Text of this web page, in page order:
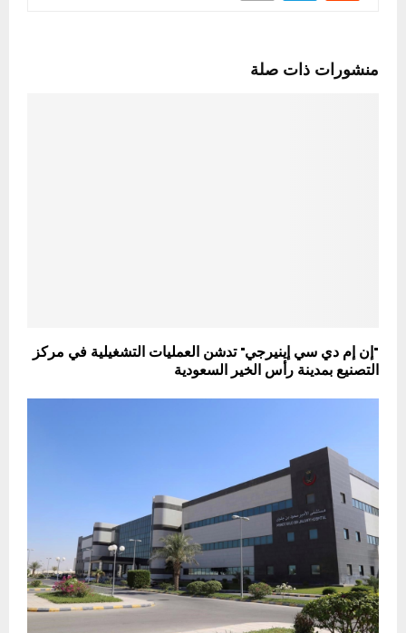
منشورات ذات صلة
"إن إم دي سي إينيرجي" تدشن العمليات التشغيلية في مركز
التصنيع بمدينة رأس الخير السعودية